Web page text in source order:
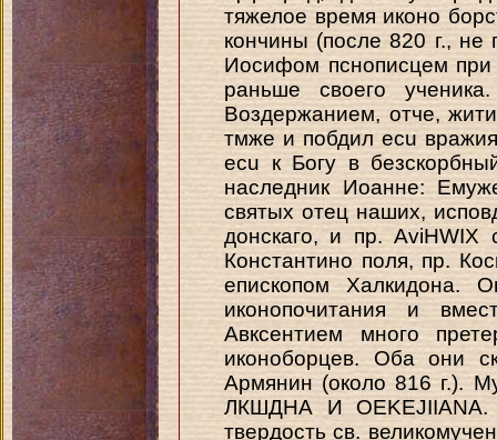
тяжелое время иконо
кончины (после 820 г., не
Иосифом пснописцем при
раньше своего
Воздержанием, отче,
тмже и побдил ecu
ecu к Богу в
наследник Иоанне:
святых отец наших,
донскаго, и пр. AviHWIX
Константино поля, пр.
епископом Халкидона.
иконопочитания и
Авксентием много
иконоборцев. Оба они
Армянин (около 816 г.).
ЛКШДНА И OEKEJIIANA.
твердость св.